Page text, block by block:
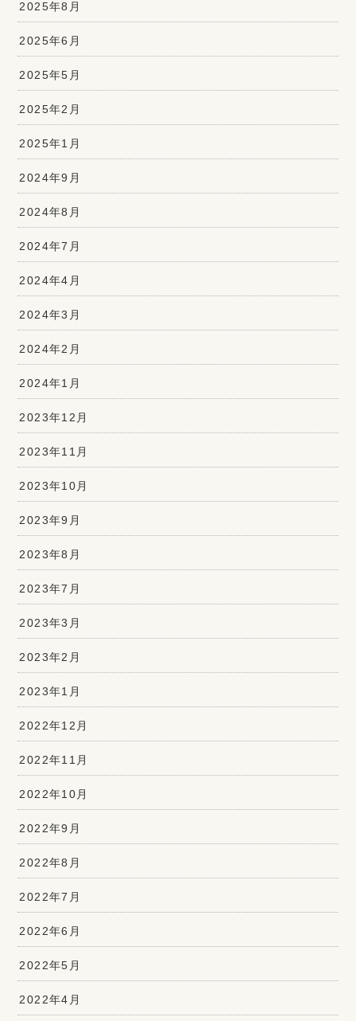
2025年8月
2025年6月
2025年5月
2025年2月
2025年1月
2024年9月
2024年8月
2024年7月
2024年4月
2024年3月
2024年2月
2024年1月
2023年12月
2023年11月
2023年10月
2023年9月
2023年8月
2023年7月
2023年3月
2023年2月
2023年1月
2022年12月
2022年11月
2022年10月
2022年9月
2022年8月
2022年7月
2022年6月
2022年5月
2022年4月